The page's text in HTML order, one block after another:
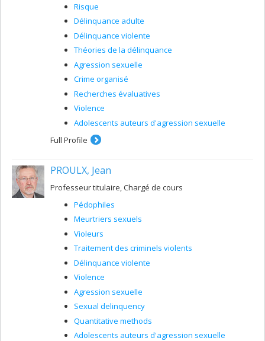
Risque
Délinquance adulte
Délinquance violente
Théories de la délinquance
Agression sexuelle
Crime organisé
Recherches évaluatives
Violence
Adolescents auteurs d'agression sexuelle
Full Profile
PROULX, Jean
Professeur titulaire, Chargé de cours
Pédophiles
Meurtriers sexuels
Violeurs
Traitement des criminels violents
Délinquance violente
Violence
Agression sexuelle
Sexual delinquency
Quantitative methods
Adolescents auteurs d'agression sexuelle